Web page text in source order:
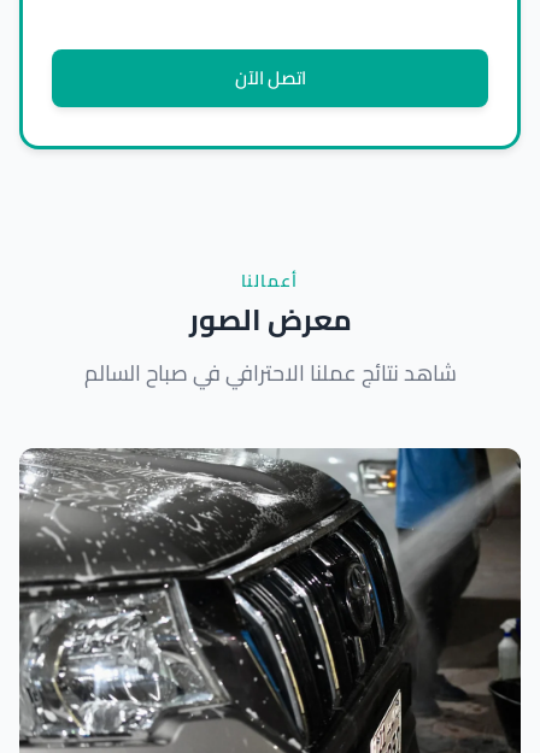
اتصل الآن
أعمالنا
معرض الصور
شاهد نتائج عملنا الاحترافي في صباح السالم